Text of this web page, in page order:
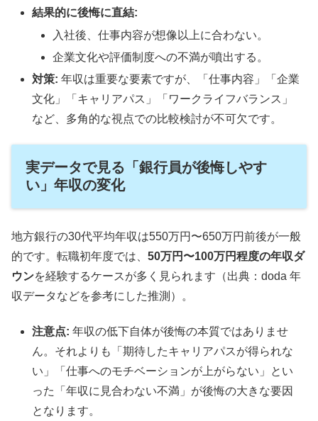
結果的に後悔に直結:
入社後、仕事内容が想像以上に合わない。
企業文化や評価制度への不満が噴出する。
対策: 年収は重要な要素ですが、「仕事内容」「企業
文化」「キャリアパス」「ワークライフバランス」
など、多角的な視点での比較検討が不可欠です。
実データで見る「銀行員が後悔しやす
い」年収の変化
地方銀行の30代平均年収は550万円〜650万円前後が一般
的です。転職初年度では、 50万円〜100万円程度の年収ダ
ウンを経験するケースが多く見られます（出典：doda 年
収データなどを参考にした推測）。
注意点: 年収の低下自体が後悔の本質ではありませ
ん。それよりも「期待したキャリアパスが得られな
い」「仕事へのモチベーションが上がらない」とい
った「年収に見合わない不満」が後悔の大きな要因
となります。